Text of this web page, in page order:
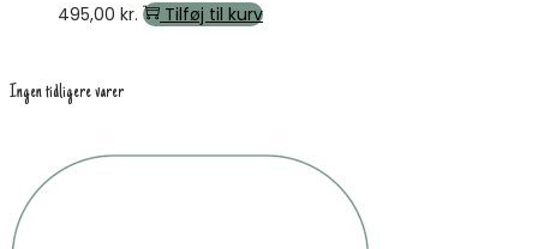
495,00 kr. Tilføj til kurv
Ingen tidligere varer